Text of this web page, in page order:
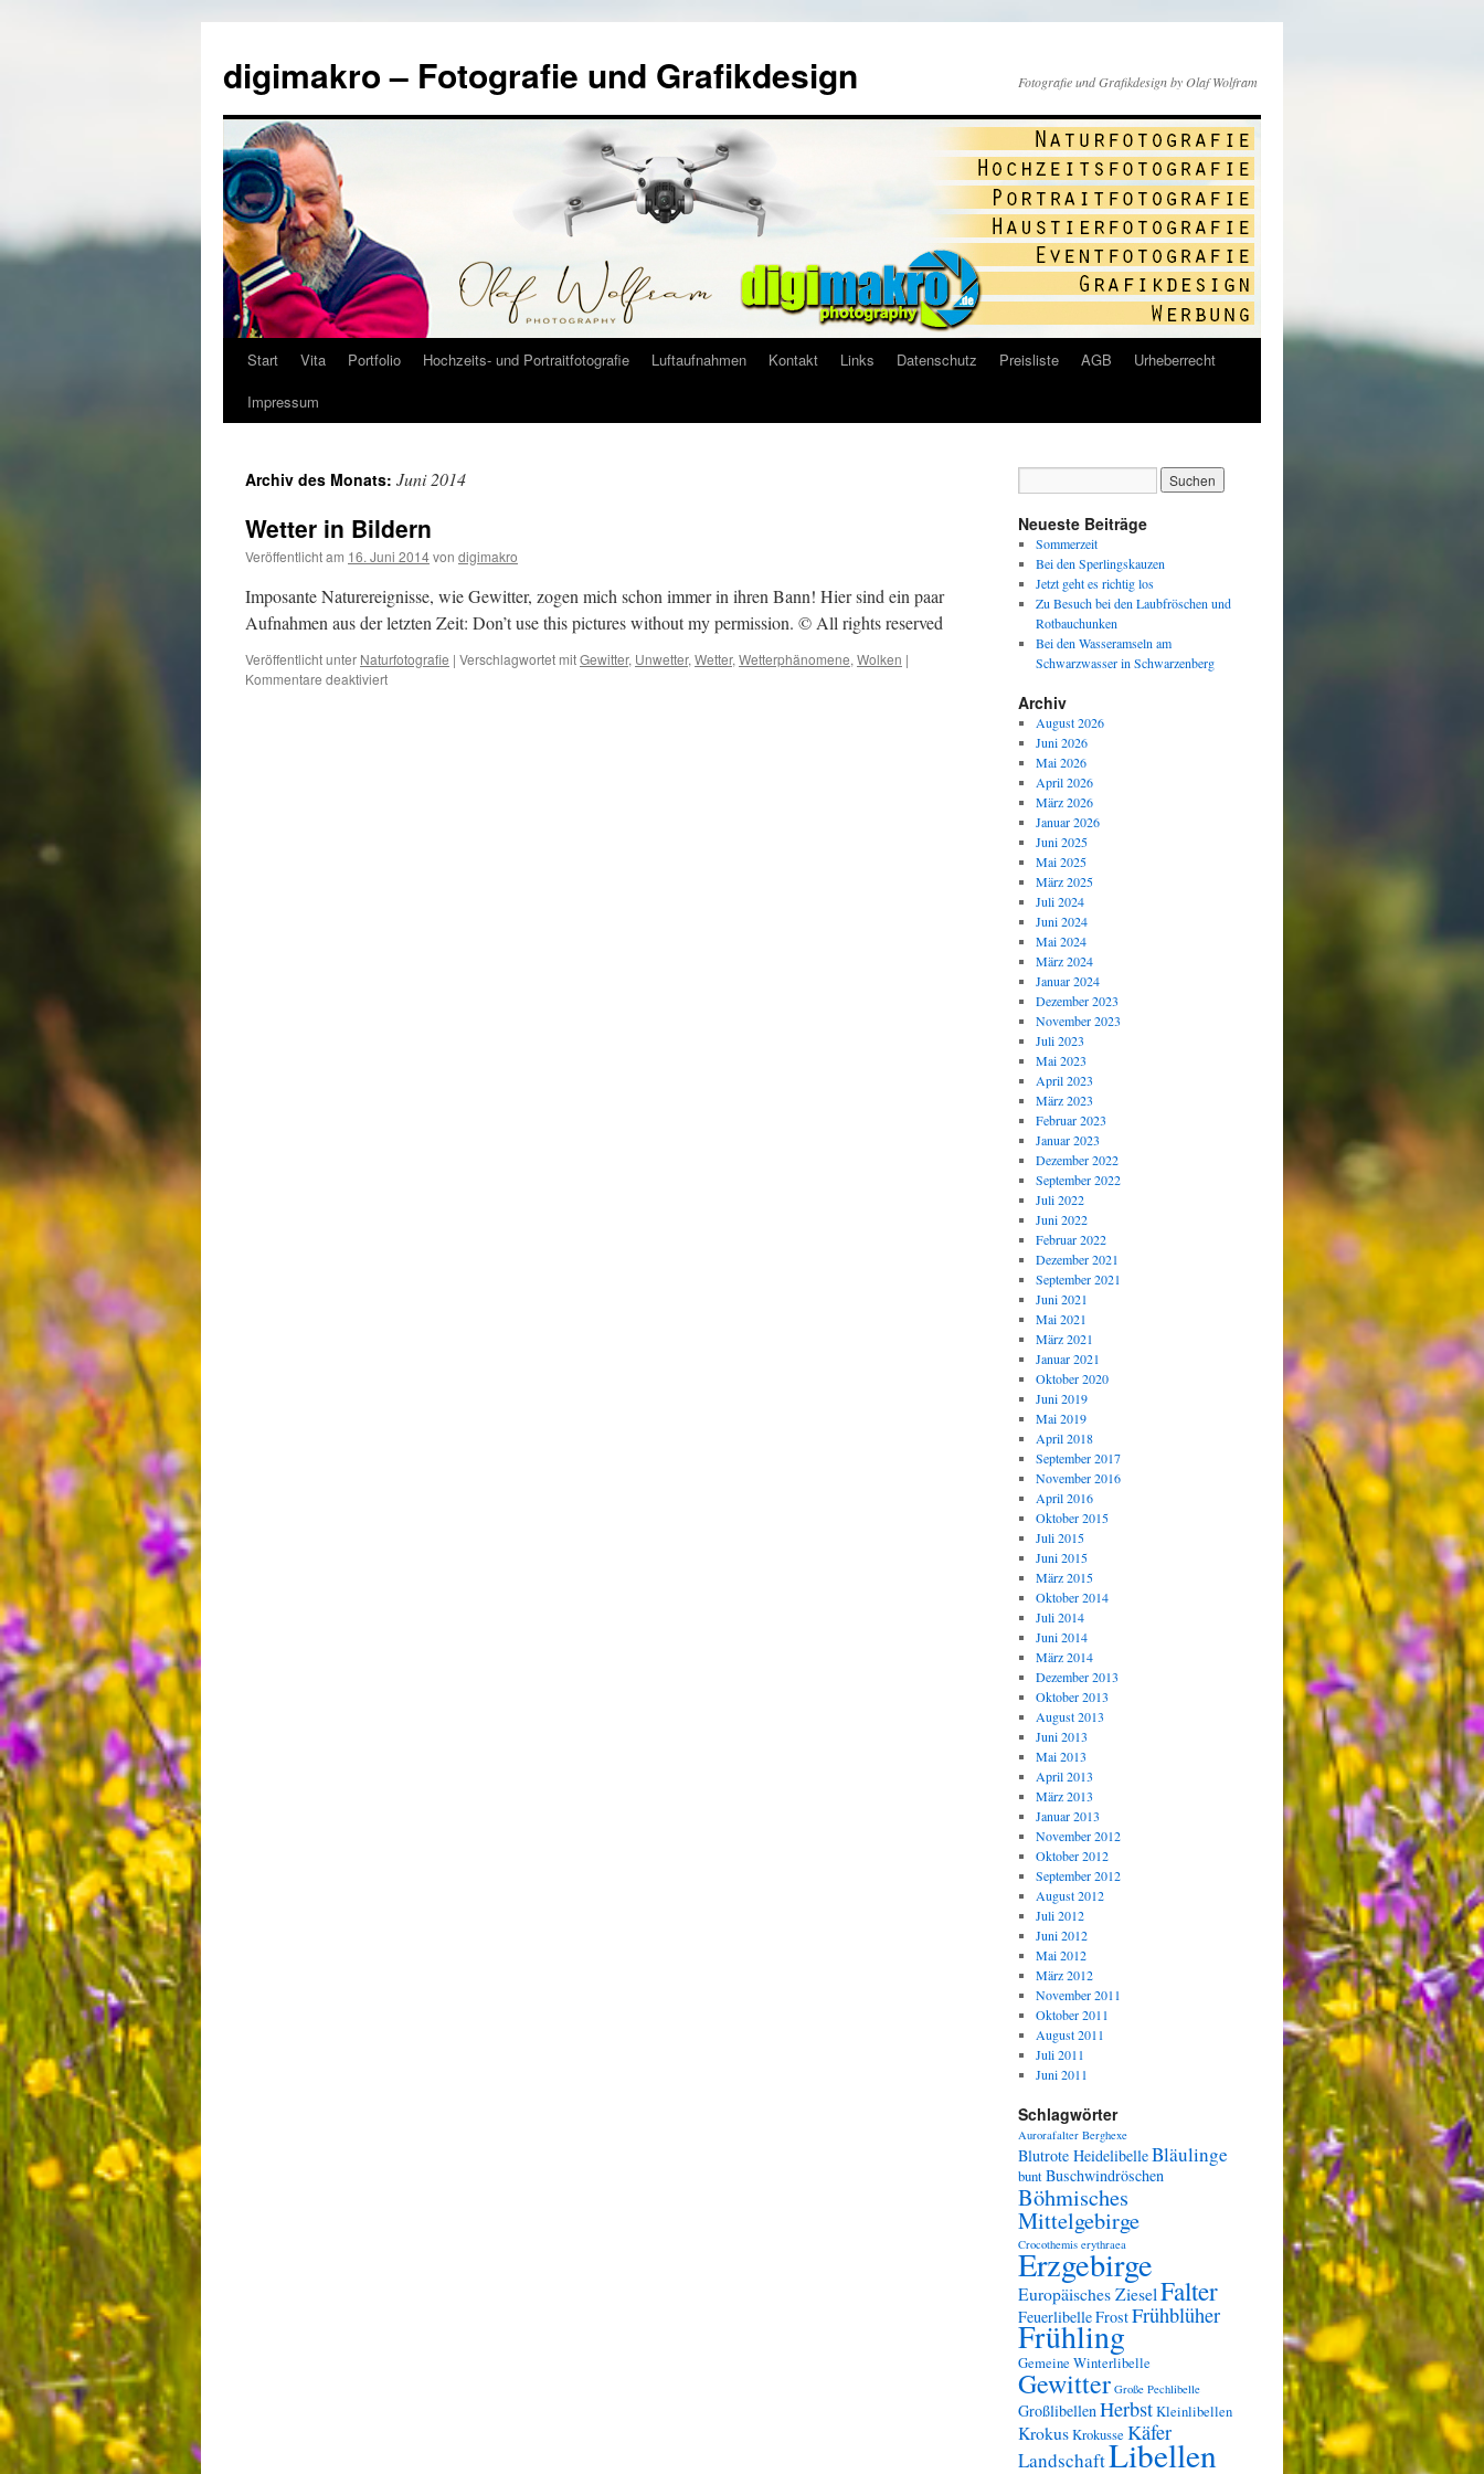
springen
digimakro – Fotografie und Grafikdesign Fotografie und Grafikdesign by Olaf Wolfram
Start Vita Portfolio Hochzeits- und Portraitfotografie Luftaufnahmen Kontakt Links Datenschutz Preisliste AGB
Urheberrecht
Impressum
Archiv des Monats: Juni 2014
Wetter in Bildern
Veröffentlicht am 16. Juni 2014von digimakro
Imposante Naturereignisse, wie Gewitter, zogen mich schon immer in ihren Bann! Hier sind ein paar
Aufnahmen aus der letzten Zeit: Don’t use this pictures without my permission. © All rights reserved
Veröffentlicht unter Naturfotografie | Verschlagwortet mitGewitter, Unwetter, Wetter, Wetterphänomene, Wolken |
Kommentare deaktiviertfür
Neueste Beiträge
Sommerzeit
Bei den Sperlingskauzen
Jetzt geht es richtig los
Zu Besuch bei den Laubfröschen und
Rotbauchunken
Bei den Wasseramseln am
Schwarzwasser in Schwarzenberg
Archiv
August 2026
Juni 2026
Mai 2026
April 2026
März 2026
Januar 2026
Juni 2025
Mai 2025
März 2025
Juli 2024
Juni 2024
Mai 2024
März 2024
Januar 2024
Dezember 2023
November 2023
Juli 2023
Mai 2023
April 2023
März 2023
Februar 2023
Januar 2023
Dezember 2022
September 2022
Juli 2022
Juni 2022
Februar 2022
Dezember 2021
September 2021
Juni 2021
Mai 2021
März 2021
Januar 2021
Oktober 2020
Juni 2019
Mai 2019
April 2018
September 2017
November 2016
April 2016
Oktober 2015
Juli 2015
Juni 2015
März 2015
Oktober 2014
Juli 2014
Juni 2014
März 2014
Dezember 2013
Oktober 2013
August 2013
Juni 2013
Mai 2013
April 2013
März 2013
Januar 2013
November 2012
Oktober 2012
September 2012
August 2012
Juli 2012
Juni 2012
Mai 2012
März 2012
November 2011
Oktober 2011
August 2011
Juli 2011
Juni 2011
Schlagwörter
Aurorafalter Berghexe
Blutrote HeidelibelleBläulinge
buntBuschwindröschen
Böhmisches
Mittelgebirge
Crocothemis erythraea
Erzgebirge
Europäisches ZieselFalter
FeuerlibelleFrostFrühblüher
Frühling
Gemeine Winterlibelle
Gewitter Große Pechlibelle
GroßlibellenHerbstKleinlibellen
KrokusKrokusse Käfer
LandschaftLibellen